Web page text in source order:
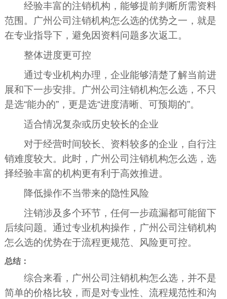
经验丰富的注销机构，能够提前判断所需资料
范围。广州公司注销机构怎么选的优势之一，就是
在专业指导下，避免因资料问题多次返工。
整体进度更可控
通过专业机构办理，企业能够清楚了解当前进
展和下一步安排。广州公司注销机构怎么选，不只
是选“能办的”，更是选“进度清晰、可预期的”。
适合情况复杂或历史较长的企业
对于经营时间较长、资料较多的企业，自行注
销难度较大。此时，广州公司注销机构怎么选，选
择经验丰富的机构更有利于高效推进。
降低操作不当带来的隐性风险
注销涉及多个环节，任何一步疏漏都可能留下
后续问题。通过专业机构操作，广州公司注销机构
怎么选的优势在于流程更规范、风险更可控。
总结：
综合来看，广州公司注销机构怎么选，并不是
简单的价格比较，而是对专业性、流程规范性和沟